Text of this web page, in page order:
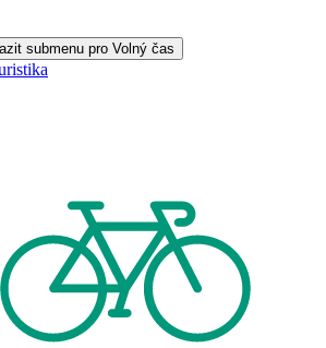
submenu pro Volný čas